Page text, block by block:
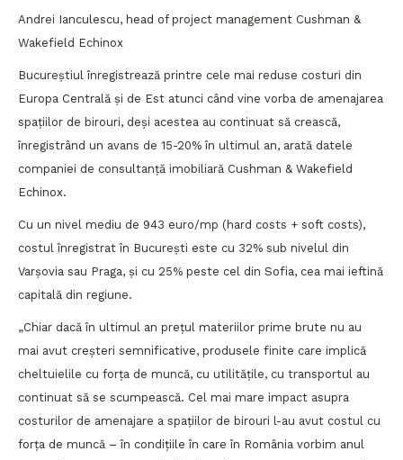
Andrei Ianculescu, head of project management Cushman &
Wakefield Echinox
Bucureștiul înregistrează printre cele mai reduse costuri din
Europa Centrală și de Est atunci când vine vorba de amenajarea
spațiilor de birouri, deși acestea au continuat să crească,
înregistrând un avans de 15-20% în ultimul an, arată datele
companiei de consultanță imobiliară Cushman & Wakefield
Echinox.
Cu un nivel mediu de 943 euro/mp (hard costs + soft costs),
costul înregistrat în București este cu 32% sub nivelul din
Varșovia sau Praga, și cu 25% peste cel din Sofia, cea mai ieftină
capitală din regiune.
„Chiar dacă în ultimul an prețul materiilor prime brute nu au
mai avut creșteri semnificative, produsele finite care implică
cheltuielile cu forța de muncă, cu utilitățile, cu transportul au
continuat să se scumpească. Cel mai mare impact asupra
costurilor de amenajare a spațiilor de birouri l-au avut costul cu
forța de muncă – în condițiile în care în România vorbim anul